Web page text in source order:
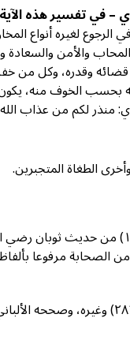
– في تفسير هذه
الرجوع لغيره أنواع
والأمن والسعادة
وقدره، وكل من
بحسب الخوف منه، يكون
منذر لكم من عذاب
الطغاة المتجبرين.
(١) [رواه مسلم (۱۹۲۰) من حديث
الصحابة مرفوعا
(٢) [رواه الترمذي (٢٨٦٩) وغيره،